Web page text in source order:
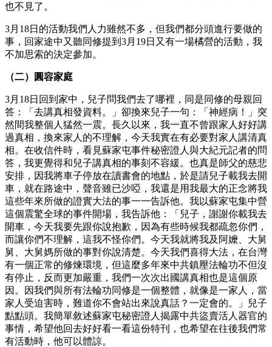
也不見了。
3月18日的活動我們人力雖然不多，但我們都分頭進行要做的
事，回家途中又聽同修提到3月19日又有一場橘營的活動，我
不加思索的決定參加。
（二）圓容家庭
3月18日回到家中，兒子問我們去了哪裡，同是同修的母親回
答：「去講真相發資料。」卻換來兒子一句：「神經病！」突
然間我整個人猛然一震。長久以來，我一直不曾跟家人好好講
過真相，換來家人的不理解，今天我實在有必要對家人講清真
相。在收信件時，看見蘇家屯事件秘密證人與大紀元記者的問
答，我更覺得和兒子講真相的事刻不容緩。也真是師父的慈悲
安排，因我將車子停放在讀書會的地點，於是請兒子載我去開
車，就在路途中，聲音雖已沙啞，我還是用我最大的正念將我
這些年來所做的證實大法的事一一告訴他。我以蘇家屯集中營
這個震驚全球的事件開場，我告訴他：「兒子，謝謝你載我去
開車，今天我要先跟你說抱歉，因為有些時候我都疏忽你們，
而讓你們不理解，這我不怪你們。今天我就將我及阿嬤、大舅
舅、大舅媽所做的事對你說清楚。今天我們喜得大法，在台灣
有一個正常的修煉環境，但這麼多年來中共鎮壓法輪功不但沒
有停止，反而更加嚴重，我們一次次出國講真相也是這個原
因。因我們與所有法輪功同修是一個整體，就像是一家人，當
家人受迫害時，難道你不會站出來說真話？一定會的。」兒子
點點頭。我簡單敘述蘇家屯秘密證人揭露中共盜賣活人器官的
事情，希望他回去好好看一看這份特刊，也希望在往後我們常
有活動時，他可以體諒。